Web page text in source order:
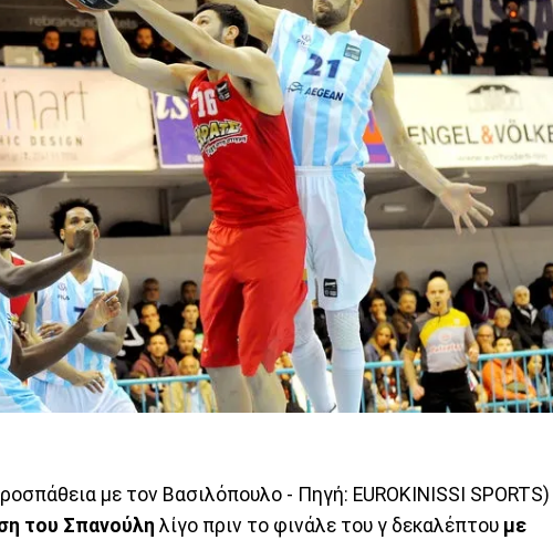
με τον Βασιλόπουλο - Πηγή: EUROKINISSI SPORTS)
του Σπανούλη λίγο πριν το φινάλε του γ δεκαλέπτου με